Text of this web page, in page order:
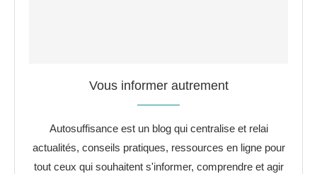
Vous informer autrement
Autosuffisance est un blog qui centralise et relai
actualités, conseils pratiques, ressources en ligne pour
tout ceux qui souhaitent s'informer, comprendre et agir